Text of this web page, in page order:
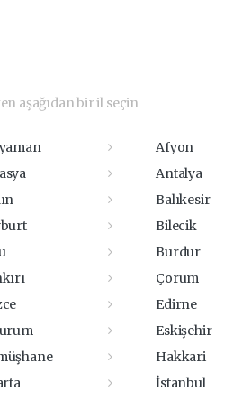
aşağıdan bir il seçin
Afyon
Antalya
Balıkesir
Bilecik
Burdur
Çorum
Edirne
Eskişehir
Hakkari
İstanbul